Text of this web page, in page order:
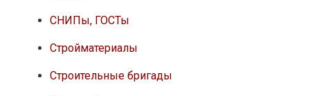
СНИПы, ГОСТы
Стройматериалы
Строительные бригады